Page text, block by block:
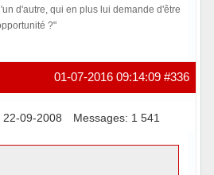
d'autre, qui en plus lui demande d'être
?"
#336
01-07-2016 09:14:09
22-09-2008 Messages: 1 541